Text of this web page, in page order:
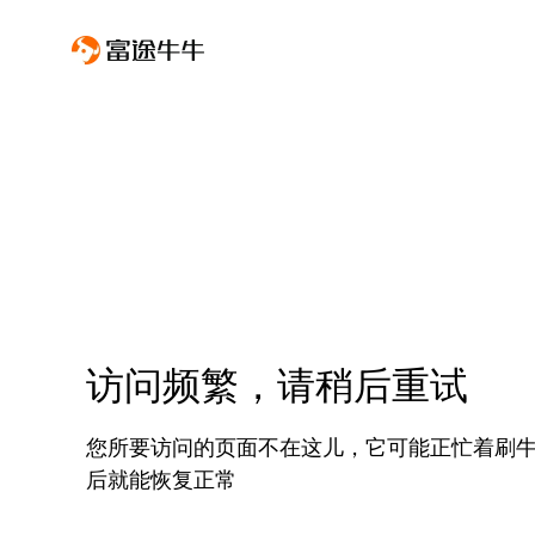
访问频繁，请稍后重试
您所要访问的页面不在这儿，它可能正忙着刷
后就能恢复正常